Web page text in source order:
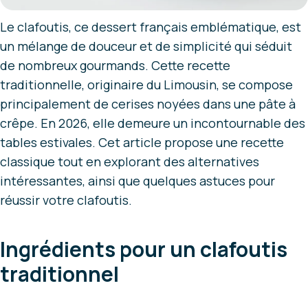
Le clafoutis, ce dessert français emblématique, est
un mélange de douceur et de simplicité qui séduit
de nombreux gourmands. Cette recette
traditionnelle, originaire du Limousin, se compose
principalement de cerises noyées dans une pâte à
crêpe. En 2026, elle demeure un incontournable des
tables estivales. Cet article propose une recette
classique tout en explorant des alternatives
intéressantes, ainsi que quelques astuces pour
réussir votre clafoutis.
Ingrédients pour un clafoutis
traditionnel